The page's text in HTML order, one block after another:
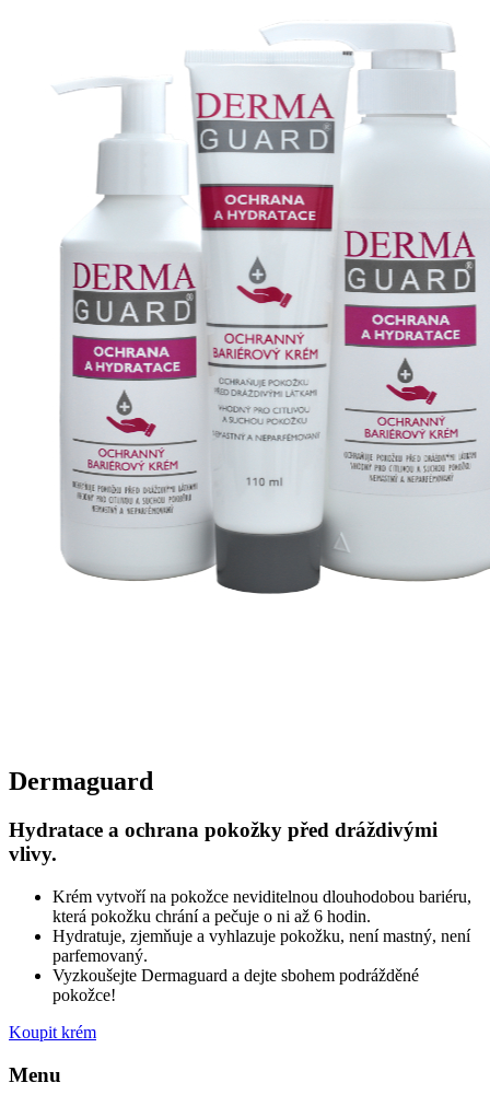
Dermaguard
Hydratace a ochrana pokožky před dráždivými
vlivy.
Krém vytvoří na pokožce neviditelnou dlouhodobou bariéru,
která pokožku chrání a pečuje o ni až 6 hodin.
Hydratuje, zjemňuje a vyhlazuje pokožku, není mastný, není
parfemovaný.
Vyzkoušejte Dermaguard a dejte sbohem podrážděné
pokožce!
Koupit krém
Menu